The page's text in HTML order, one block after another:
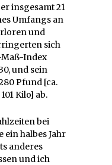
insgesamt 21
Umfangs an
und
sich
Maß-Index
und sein
Pfund [ca.
Kilo] ab.
bei
ein halbes Jahr
anderes
und ich